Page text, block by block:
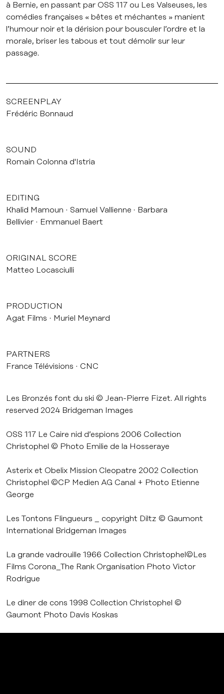
à Bernie, en passant par OSS 117 ou Les Valseuses, les
comédies françaises « bêtes et méchantes » manient
l’humour noir et la dérision pour bousculer l’ordre et la
morale, briser les tabous et tout démolir sur leur
passage.
SCREENPLAY
Frédéric Bonnaud
SOUND
Romain Colonna d'Istria
EDITING
Khalid Mamoun
Samuel Vallienne
Barbara
Bellivier
Emmanuel Baert
ORIGINAL SCORE
Matteo Locasciulli
PRODUCTION
Agat Films
Muriel Meynard
PARTNERS
France Télévisions
CNC
Les Bronzés font du ski © Jean-Pierre Fizet. All rights
reserved 2024 Bridgeman Images
OSS 117 Le Caire nid d’espions 2006 Collection
Christophel © Photo Emilie de la Hosseraye
Asterix et Obelix Mission Cleopatre 2002 Collection
Christophel ©CP Medien AG Canal + Photo Etienne
George
Les Tontons Flingueurs _ copyright Diltz © Gaumont
International Bridgeman Images
La grande vadrouille 1966 Collection Christophel©Les
Films Corona_The Rank Organisation Photo Victor
Rodrigue
Le diner de cons 1998 Collection Christophel ©
Gaumont Photo Davis Koskas